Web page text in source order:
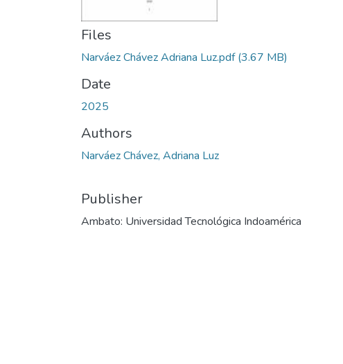
Files
Narváez Chávez Adriana Luz.pdf(3.67 MB)
Date
2025
Authors
Narváez Chávez, Adriana Luz
Publisher
Ambato: Universidad Tecnológica Indoamérica